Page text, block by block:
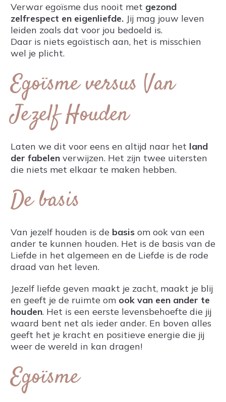
Verwar egoïsme dus nooit met gezond
zelfrespect en eigenliefde. Jij mag jouw leven
leiden zoals dat voor jou bedoeld is.
Daar is niets egoïstisch aan, het is misschien
wel je plicht.
Egoïsme versus Van
Jezelf Houden
Laten we dit voor eens en altijd naar het land
der fabelen verwijzen. Het zijn twee uitersten
die niets met elkaar te maken hebben.
De basis
Van jezelf houden is de basis om ook van een
ander te kunnen houden. Het is de basis van de
Liefde in het algemeen en de Liefde is de rode
draad van het leven.
Jezelf liefde geven maakt je zacht, maakt je blij
en geeft je de ruimte om ook van een ander te
houden. Het is een eerste levensbehoefte die jij
waard bent net als ieder ander. En boven alles
geeft het je kracht en positieve energie die jij
weer de wereld in kan dragen!
Egoïsme